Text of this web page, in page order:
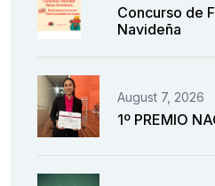
Concurso de
Navideña
August 7, 2026
1º PREMIO